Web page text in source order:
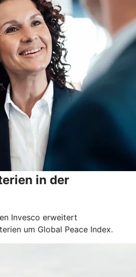
in der
Invesco erweitert
um Global Peace Index.